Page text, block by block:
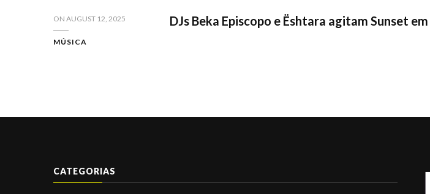
ON AUGUST 12, 2025
MÚSICA
DJs Beka Episcopo e Ështara agitam Sunset
CATEGORIAS